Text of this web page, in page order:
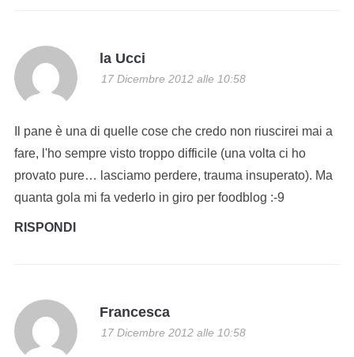
la Ucci
17 Dicembre 2012 alle 10:58
Il pane è una di quelle cose che credo non riuscirei mai a
fare, l'ho sempre visto troppo difficile (una volta ci ho
provato pure… lasciamo perdere, trauma insuperato). Ma
quanta gola mi fa vederlo in giro per foodblog :-9
RISPONDI
Francesca
17 Dicembre 2012 alle 10:58